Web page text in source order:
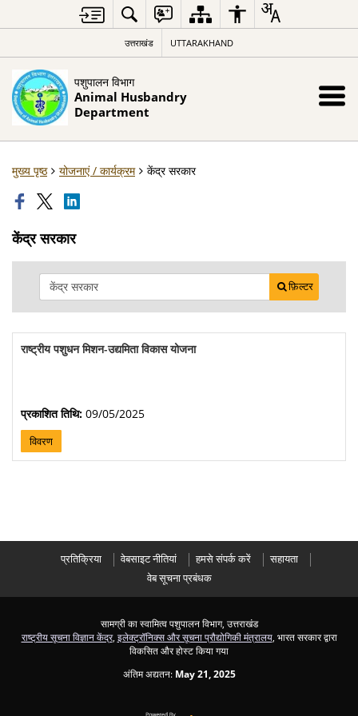
उत्तराखंड UTTARAKHAND
पशुपालन विभाग
Animal Husbandry
Department
मुख्य पृष्ठ योजनाएं / कार्यक्रम केंद्र सरकार
केंद्र सरकार
फ़िल्टर
राष्ट्रीय पशुधन मिशन-उद्यमिता विकास योजना
प्रकाशित तिथि: 09/05/2025
विवरण
प्रतिक्रिया वेबसाइट नीतियां हमसे संपर्क करें
सहायता
वेब सूचना प्रबंधक
सामग्री का स्वामित्व पशुपालन विभाग, उत्तराखंड
राष्ट्रीय सूचना विज्ञान केंद्र, इलेक्ट्रॉनिक्स और सूचना प्रौद्योगिकी मंत्रालय, भारत सरकार द्वारा
विकसित और होस्ट किया गया
अंतिम अद्यतन: May 21, 2025